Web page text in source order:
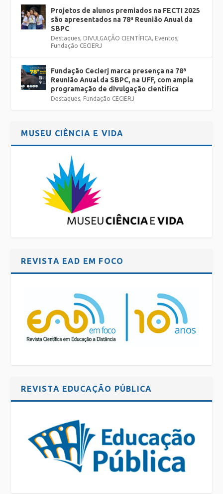
Projetos de alunos premiados na FECTI 2025
são apresentados na 78ª Reunião Anual da
SBPC
Destaques DIVULGAÇÃO CIENTÍFICA Eventos
Fundação CECIERJ
Fundação Cecierj marca presença na 78ª
Reunião Anual da SBPC, na UFF, com ampla
programação de divulgação científica
Destaques Fundação CECIERJ
MUSEU CIÊNCIA E VIDA
REVISTA EAD EM FOCO
REVISTA EDUCAÇÃO PÚBLICA